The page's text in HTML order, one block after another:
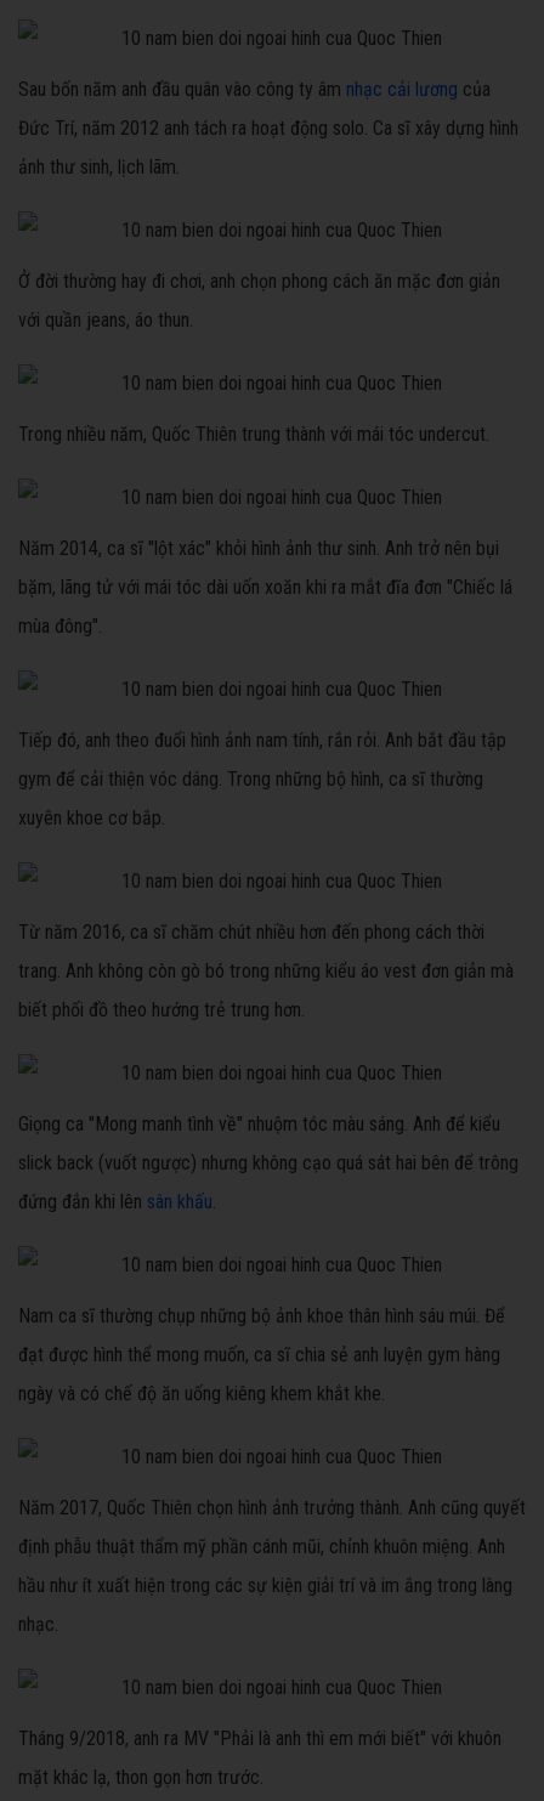
Sau bốn năm anh đầu quân vào công ty âm nhạc cải lương của
Đức Trí, năm 2012 anh tách ra hoạt động solo. Ca sĩ xây dựng hình
ảnh thư sinh, lịch lãm.
Ở đời thường hay đi chơi, anh chọn phong cách ăn mặc đơn giản
với quần jeans, áo thun.
Trong nhiều năm, Quốc Thiên trung thành với mái tóc undercut.
Năm 2014, ca sĩ "lột xác" khỏi hình ảnh thư sinh. Anh trở nên bụi
bặm, lãng tử với mái tóc dài uốn xoăn khi ra mắt đĩa đơn "Chiếc lá
mùa đông".
Tiếp đó, anh theo đuổi hình ảnh nam tính, rắn rỏi. Anh bắt đầu tập
gym để cải thiện vóc dáng. Trong những bộ hình, ca sĩ thường
xuyên khoe cơ bắp.
Từ năm 2016, ca sĩ chăm chút nhiều hơn đến phong cách thời
trang. Anh không còn gò bó trong những kiểu áo vest đơn giản mà
biết phối đồ theo hướng trẻ trung hơn.
Giọng ca "Mong manh tình về" nhuộm tóc màu sáng. Anh để kiểu
slick back (vuốt ngược) nhưng không cạo quá sát hai bên để trông
đứng đắn khi lên sân khấu.
Nam ca sĩ thường chụp những bộ ảnh khoe thân hình sáu múi. Để
đạt được hình thể mong muốn, ca sĩ chia sẻ anh luyện gym hàng
ngày và có chế độ ăn uống kiêng khem khắt khe.
Năm 2017, Quốc Thiên chọn hình ảnh trưởng thành. Anh cũng quyết
định phẫu thuật thẩm mỹ phần cánh mũi, chỉnh khuôn miệng. Anh
hầu như ít xuất hiện trong các sự kiện giải trí và im ắng trong làng
nhạc.
Tháng 9/2018, anh ra MV "Phải là anh thì em mới biết" với khuôn
mặt khác lạ, thon gọn hơn trước.